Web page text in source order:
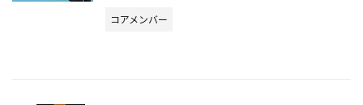
コアメンバー